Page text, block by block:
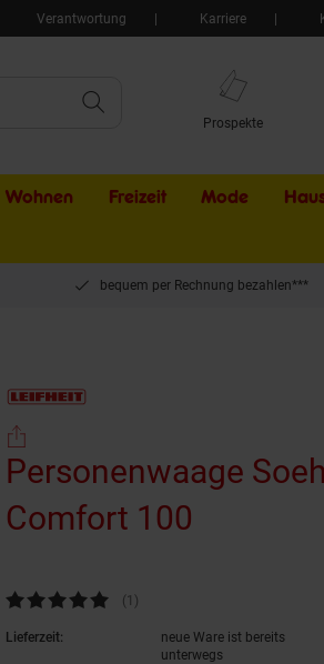
Verantwortung Karriere
Prospekte
Wohnen Freizeit Mode
bequem per Rechnung bezahlen***
Personenwaage
Comfort 100
Kundenbewertung: 5 von 5 Sternen
(1 Kundenbewertungen
)
Lieferzeit:
neue Ware ist bereits
unterwegs